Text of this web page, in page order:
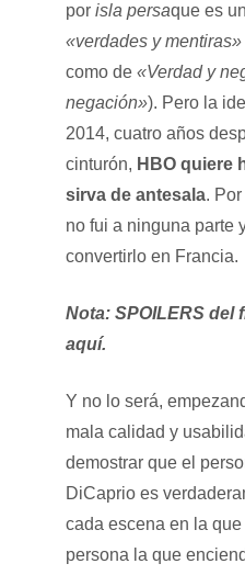
por isla persaque es
«verdades y mentiras»
como de «Verdad y
negación»). Pero la
2014, cuatro años
cinturón, HBO quiere
sirva de antesala.
no fui a ninguna parte
convertirlo en Francia.
Nota: SPOILERS del
aquí.
Y no lo será,
mala calidad y
demostrar que el
DiCaprio es
cada escena en la
persona la que